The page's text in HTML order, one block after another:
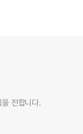
전합니다.